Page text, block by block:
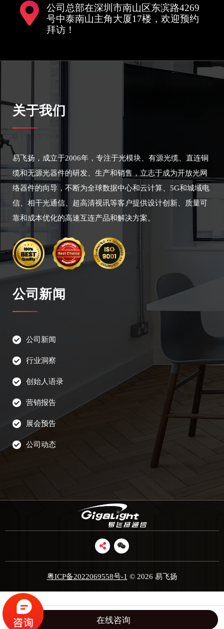
公司总部在深圳市南山区东滨路4269
号中泰南山主角大厦17楼，欢迎预约
拜访！
关于我们
易飞扬，成立于2006年，专注于光模块、有源光缆、直连铜
缆和无源光器件的研发、生产和销售，立志于成为开放光网
络器件的向导，不断为全球数据中心和云计算、5G和城域电
信、相干光通信、超高清视讯等客户提供设计创新、质量可
靠和成本优化的高速互连产品和解决方案。
公司新闻
公司新闻
行业洞察
创始人语录
营销报告
展会预告
公司动态
粤ICP备2022069558号-1 © 2026 易飞扬
在线咨询